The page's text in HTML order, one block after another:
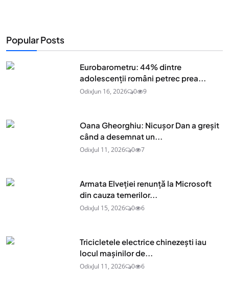
Popular Posts
Eurobarometru: 44% dintre
adolescenţii români petrec prea...
OdixJun 16, 2026 0 9
Oana Gheorghiu: Nicușor Dan a greșit
când a desemnat un...
OdixJul 11, 2026 0 7
Armata Elveției renunță la Microsoft
din cauza temerilor...
OdixJul 15, 2026 0 6
Tricicletele electrice chinezești iau
locul mașinilor de...
OdixJul 11, 2026 0 6